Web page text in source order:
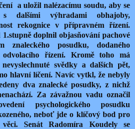
a uložil nalézacímu soudu, aby se
dalšími výhradami obhajoby,
rekognice v přípravném řízení.
doplnil objasňování pachové
znaleckého posudku, dodaného
řízení. Kromě toho má
svědky a dalších pět,
hlavní líčení. Navíc vytkl, že nebyly
dva znalecké posudky, z nichž
Za závažnou vadu označil
psychologického posudku
neboť jde o klíčový bod pro
Senát Radomíra Koudely se